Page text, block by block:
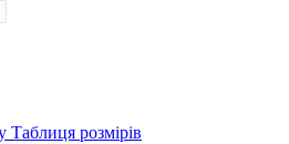
Таблиця розмірів